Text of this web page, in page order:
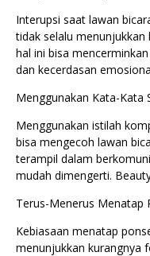
Interupsi saat lawan
tidak selalu menunjukkan
hal ini bisa
dan kecerdasan
Menggunakan Kata-Kata
Menggunakan istilah
bisa mengecoh lawan
terampil dalam
mudah dimengerti.
Terus-Menerus Menatap
Kebiasaan menatap
menunjukkan kurangnya